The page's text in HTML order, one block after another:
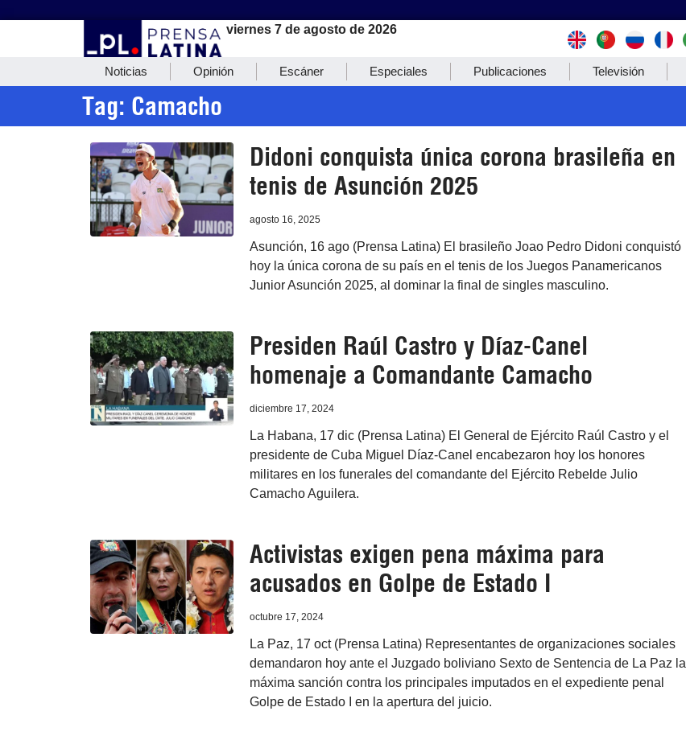
viernes 7 de agosto de 2026
Noticias Opinión Escáner Especiales Publicaciones Televisión
Tag: Camacho
Didoni conquista única corona brasileña en
tenis de Asunción 2025
agosto 16, 2025
Asunción, 16 ago (Prensa Latina) El brasileño Joao Pedro Didoni conquistó
hoy la única corona de su país en el tenis de los Juegos Panamericanos
Junior Asunción 2025, al dominar la final de singles masculino.
Presiden Raúl Castro y Díaz-Canel
homenaje a Comandante Camacho
diciembre 17, 2024
La Habana, 17 dic (Prensa Latina) El General de Ejército Raúl Castro y el
presidente de Cuba Miguel Díaz-Canel encabezaron hoy los honores
militares en los funerales del comandante del Ejército Rebelde Julio
Camacho Aguilera.
Activistas exigen pena máxima para
acusados en Golpe de Estado I
octubre 17, 2024
La Paz, 17 oct (Prensa Latina) Representantes de organizaciones sociales
demandaron hoy ante el Juzgado boliviano Sexto de Sentencia de La Paz la
máxima sanción contra los principales imputados en el expediente penal
Golpe de Estado I en la apertura del juicio.